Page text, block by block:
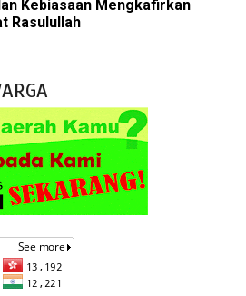
Kebiasaan Mengkafirkan
Rasulullah